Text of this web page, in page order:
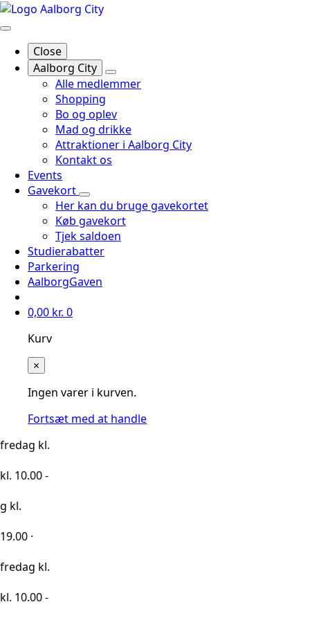
Close
Aalborg City
Alle medlemmer
Shopping
Bo og oplev
Mad og drikke
Attraktioner i Aalborg City
Kontakt os
Events
Gavekort
Her kan du bruge gavekortet
Køb gavekort
Tjek saldoen
Studierabatter
Parkering
AalborgGaven
0,00 kr. 0
Kurv
×
Ingen varer i kurven.
Fortsæt med at handle
-
-